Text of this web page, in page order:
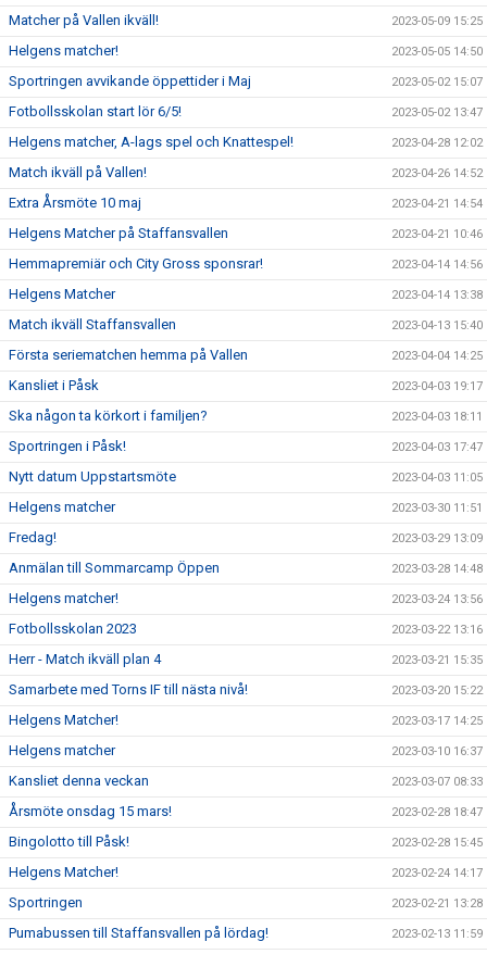
Matcher på Vallen ikväll! 2023-05-09 15:25
Helgens matcher! 2023-05-05 14:50
Sportringen avvikande öppettider i Maj 2023-05-02 15:07
Fotbollsskolan start lör 6/5! 2023-05-02 13:47
Helgens matcher, A-lags spel och Knattespel! 2023-04-28 12:02
Match ikväll på Vallen! 2023-04-26 14:52
Extra Årsmöte 10 maj 2023-04-21 14:54
Helgens Matcher på Staffansvallen 2023-04-21 10:46
Hemmapremiär och City Gross sponsrar! 2023-04-14 14:56
Helgens Matcher 2023-04-14 13:38
Match ikväll Staffansvallen 2023-04-13 15:40
Första seriematchen hemma på Vallen 2023-04-04 14:25
Kansliet i Påsk 2023-04-03 19:17
Ska någon ta körkort i familjen? 2023-04-03 18:11
Sportringen i Påsk! 2023-04-03 17:47
Nytt datum Uppstartsmöte 2023-04-03 11:05
Helgens matcher 2023-03-30 11:51
Fredag! 2023-03-29 13:09
Anmälan till Sommarcamp Öppen 2023-03-28 14:48
Helgens matcher! 2023-03-24 13:56
Fotbollsskolan 2023 2023-03-22 13:16
Herr - Match ikväll plan 4 2023-03-21 15:35
Samarbete med Torns IF till nästa nivå! 2023-03-20 15:22
Helgens Matcher! 2023-03-17 14:25
Helgens matcher 2023-03-10 16:37
Kansliet denna veckan 2023-03-07 08:33
Årsmöte onsdag 15 mars! 2023-02-28 18:47
Bingolotto till Påsk! 2023-02-28 15:45
Helgens Matcher! 2023-02-24 14:17
Sportringen 2023-02-21 13:28
Pumabussen till Staffansvallen på lördag! 2023-02-13 11:59